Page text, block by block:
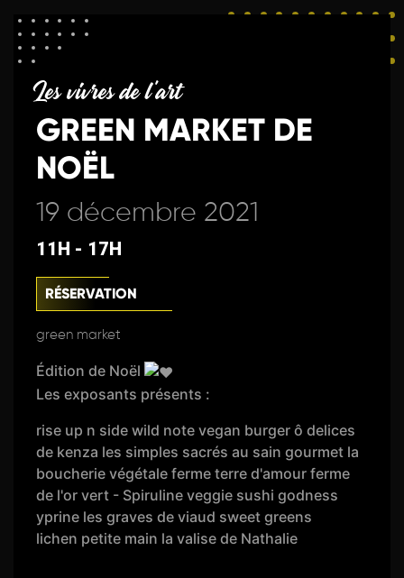
Les vivres de l'art
GREEN MARKET DE
NOËL
19 décembre 2021
11H - 17H
RÉSERVATION
green market
Édition de Noël
Les exposants présents :
rise up n side wild note vegan burger ô delices
de kenza les simples sacrés au sain gourmet la
boucherie végétale ferme terre d'amour ferme
de l'or vert - Spiruline veggie sushi godness
yprine les graves de viaud sweet greens
lichen petite main la valise de Nathalie